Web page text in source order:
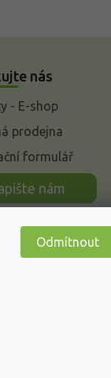
Odmítnout
nás
- E-shop
prodejna
formulář
nám